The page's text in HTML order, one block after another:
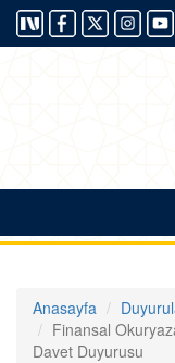
Anasayfa
Finansal
Davet Duyurusu